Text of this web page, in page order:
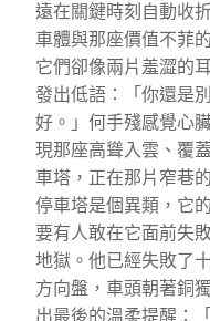
遠在關鍵時刻自動收
車體與那座價值不菲
它們卻像兩片羞澀的
發出低語：「你還是
好。」何手殘感覺心
現那座高聳入雲、覆
車塔，正在那片窄巷
停車塔是個異類，它
要有人敢在它面前失
地獄。他已經失敗了
方向盤，車頭朝著銅
出最後的溫柔提醒：